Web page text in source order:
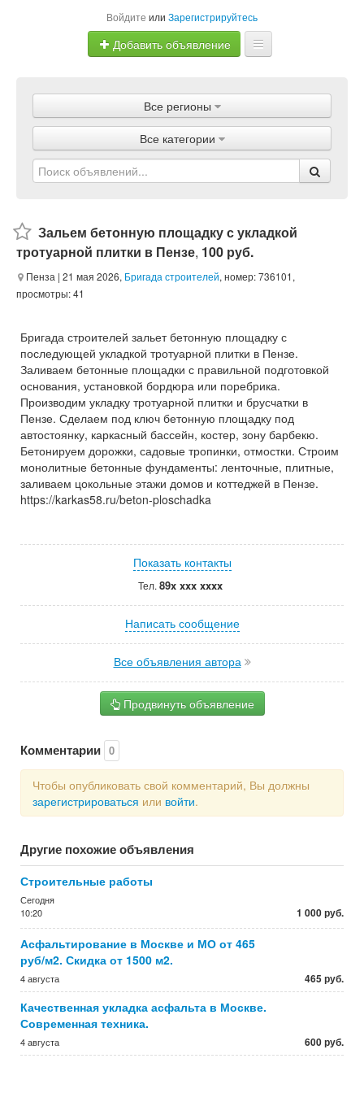
Войдите или Зарегистрируйтесь
Добавить объявление
Объявления
Магазины
Услуги
Все регионы
Все категории
Зальем бетонную площадку с укладкой
тротуарной плитки в Пензе, 100 руб.
Пенза | 21 мая 2026, Бригада строителей, номер: 736101,
просмотры: 41
Бригада строителей зальет бетонную площадку с
последующей укладкой тротуарной плитки в Пензе.
Заливаем бетонные площадки с правильной подготовкой
основания, установкой бордюра или поребрика.
Производим укладку тротуарной плитки и брусчатки в
Пензе. Сделаем под ключ бетонную площадку под
автостоянку, каркасный бассейн, костер, зону барбекю.
Бетонируем дорожки, садовые тропинки, отмостки. Строим
монолитные бетонные фундаменты: ленточные, плитные,
заливаем цокольные этажи домов и коттеджей в Пензе.
https://karkas58.ru/beton-ploschadka
Показать контакты
Тел. 89x xxx xxxx
Написать сообщение
Все объявления автора
Продвинуть объявление
Комментарии 0
Чтобы опубликовать свой комментарий, Вы должны
зарегистрироваться или войти.
Другие похожие объявления
Строительные работы
Сегодня
10:20
1 000 руб.
Асфальтирование в Москве и МО от 465
руб/м2. Скидка от 1500 м2.
4 августа 465 руб.
Качественная укладка асфальта в Москве.
Современная техника.
4 августа 600 руб.